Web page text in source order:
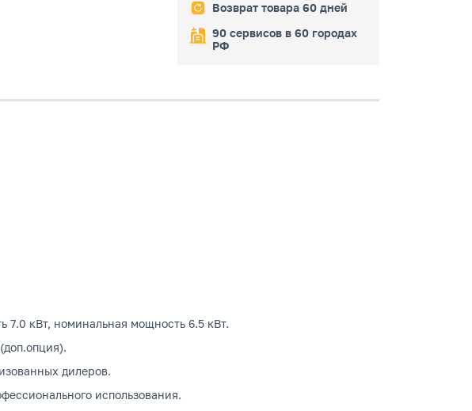
Возврат товара 60 дней
90 сервисов в 60 городах
РФ
кВт, номинальная мощность 6.5 кВт.
дилеров.
использования.